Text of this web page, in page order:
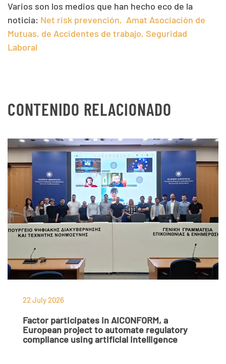
Varios son los medios que han hecho eco de la
noticia: Net risk prevención, Amat Asociación de
Mutuas, de Accidentes de trabajo, Seguridad
Laboral
CONTENIDO RELACIONADO
22 July 2026
Factor participates in AICONFORM, a
European project to automate regulatory
compliance using artificial intelligence